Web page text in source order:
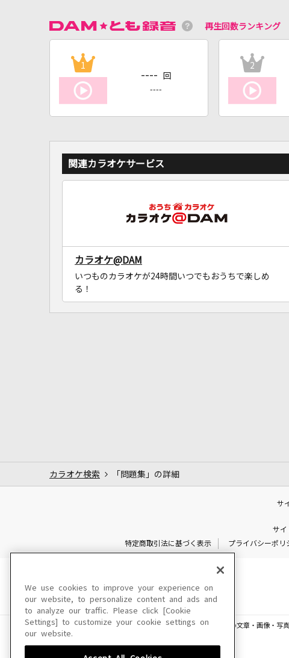
再生回数ランキング
1
---- 回
----
2
関連カラオケサービス
カラオケ@DAM
いつものカラオケが24時間いつでもおうちで楽しめ
る！
カラオケ検索 「問題集」の詳細
サ
サイ
特定商取引法に基づく表示
プライバシーポリ
このサイトに掲載されている一切の文章・画像・写
We use cookies to improve your experience on
our website, to personalize content and ads and
to analyze our traffic. Please click [Cookie
Settings] to customize your cookie settings on
our website.